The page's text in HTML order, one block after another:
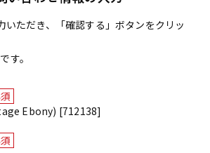
いただき、「確認する」ボタンをクリッ
す。
Ebony) [712138]